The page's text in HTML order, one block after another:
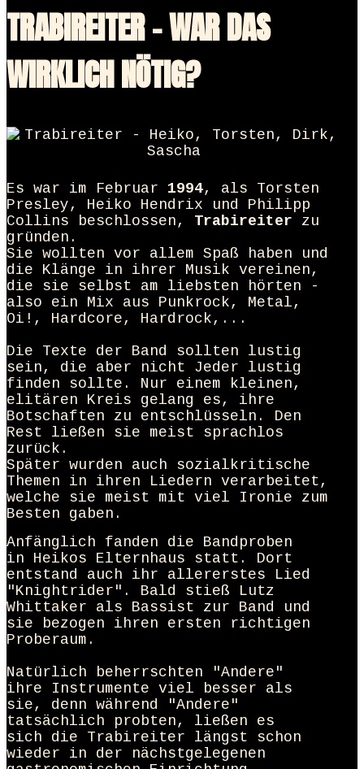
TRABIREITER - WAR DAS
WIRKLICH NÖTIG?
Es war im Februar 1994, als Torsten
Presley, Heiko Hendrix und Philipp
Collins beschlossen, Trabireiter zu
gründen.
Sie wollten vor allem Spaß haben und
die Klänge in ihrer Musik vereinen,
die sie selbst am liebsten hörten -
also ein Mix aus Punkrock, Metal,
Oi!, Hardcore, Hardrock,...
Die Texte der Band sollten lustig
sein, die aber nicht Jeder lustig
finden sollte. Nur einem kleinen,
elitären Kreis gelang es, ihre
Botschaften zu entschlüsseln. Den
Rest ließen sie meist sprachlos
zurück.
Später wurden auch sozialkritische
Themen in ihren Liedern verarbeitet,
welche sie meist mit viel Ironie zum
Besten gaben.
Anfänglich fanden die Bandproben
in Heikos Elternhaus statt. Dort
entstand auch ihr allererstes Lied
"Knightrider". Bald stieß Lutz
Whittaker als Bassist zur Band und
sie bezogen ihren ersten richtigen
Proberaum.
Natürlich beherrschten "Andere"
ihre Instrumente viel besser als
sie, denn während "Andere"
tatsächlich probten, ließen es
sich die Trabireiter längst schon
wieder in der nächstgelegenen